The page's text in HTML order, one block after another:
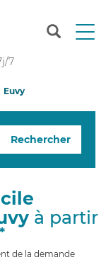
T
n
g
i
7
Euvy
Rechercher
à partir
*
de la demande